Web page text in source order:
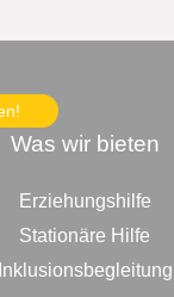
Was wir bieten
Erziehungshilfe
Stationäre Hilfe
Inklusionsbegleitung